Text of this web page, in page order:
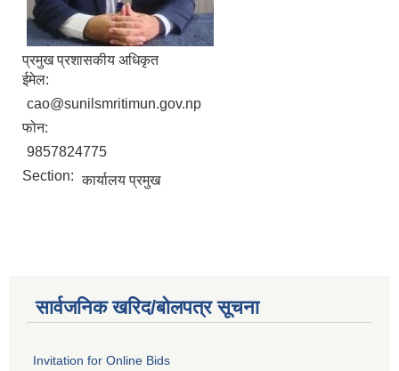
प्रमुख प्रशासकीय अधिकृत
ईमेल:
cao@sunilsmritimun.gov.np
फोन:
9857824775
Section: कार्यालय प्रमुख
सार्वजनिक खरिद/बोलपत्र सूचना
Invitation for Online Bids